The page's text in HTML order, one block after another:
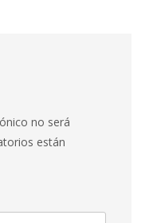
no será
están